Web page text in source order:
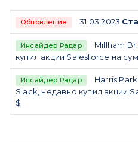
Обновление 31.03.2023
Инсайдер Радар
Millham
купил акции Salesforce на
Инсайдер Радар
Harris
Slack, недавно купил акции
$.